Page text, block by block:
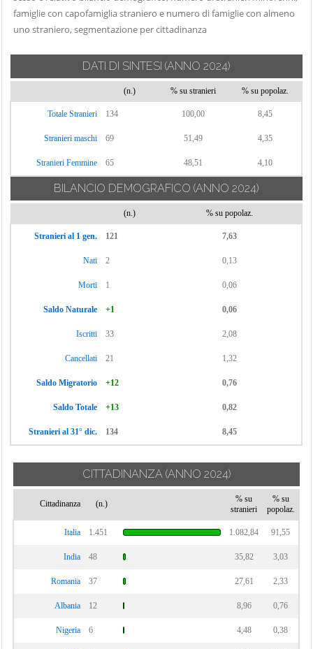
famiglie con capofamiglia straniero e numero di famiglie con almeno
uno straniero, segmentazione per cittadinanza
DATI DI SINTESI (ANNO 2024)
(n.) % su stranieri % su popolaz.
Totale Stranieri 134 100,00 8,45
Stranieri maschi 69 51,49 4,35
Stranieri Femmine 65 48,51 4,10
BILANCIO DEMOGRAFICO (ANNO 2024)
(n.) % su popolaz.
Stranieri al 1 gen. 121 7,63
Nati 2 0,13
Morti 1 0,06
Saldo Naturale +1 0,06
Iscritti 33 2,08
Cancellati 21 1,32
Saldo Migratorio +12 0,76
Saldo Totale +13 0,82
Stranieri al 31° dic. 134 8,45
CITTADINANZA (ANNO 2024)
Cittadinanza (n.)
% su
stranieri
% su
popolaz.
Italia 1.451 1.082,84 91,55
India 48 35,82 3,03
Romania 37 27,61 2,33
Albania 12 8,96 0,76
Nigeria 6 4,48 0,38